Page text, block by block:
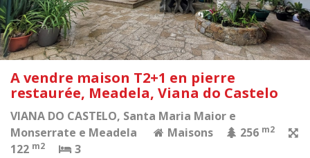
A vendre maison T2+1 en pierre
restaurée, Meadela, Viana do Castelo
VIANA DO CASTELO, Santa Maria Maior e
Monserrate e Meadela
Maisons 256 m2
122 m2 3